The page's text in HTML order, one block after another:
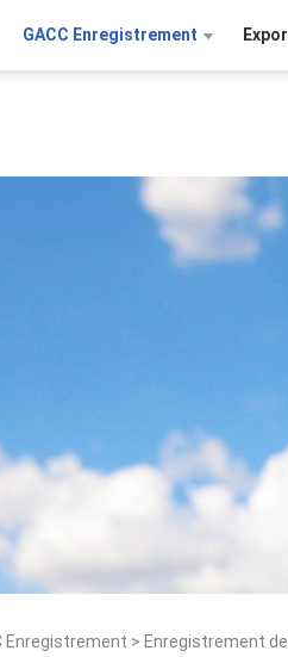
GACC Enregistrement
Enregistrement > Enregistrement